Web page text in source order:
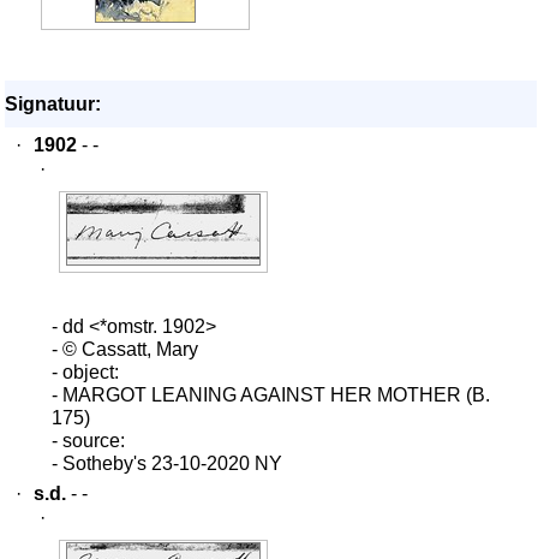
Signatuur:
·
1902 - -
·
- dd <*omstr. 1902>
- © Cassatt, Mary
- object:
- MARGOT LEANING AGAINST HER MOTHER (B.
175)
- source:
- Sotheby's 23-10-2020 NY
·
s.d. - -
·